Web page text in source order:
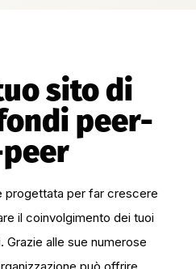
sito di
peer-
progettata per far crescere
il coinvolgimento dei tuoi
Grazie alle sue numerose